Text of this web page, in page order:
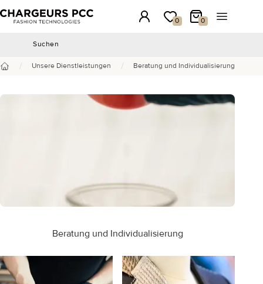
Chargeurs PCC Anmeldung
0
Meine Wunschliste
0
Mein Warenkorb
Menü
Suchen
/ Unsere Dienstleistungen / Beratung und Individualisierung
Beratung und Individualisierung